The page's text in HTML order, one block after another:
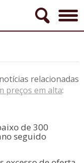
notícias relacionadas
preços em alta:
de 300
seguido